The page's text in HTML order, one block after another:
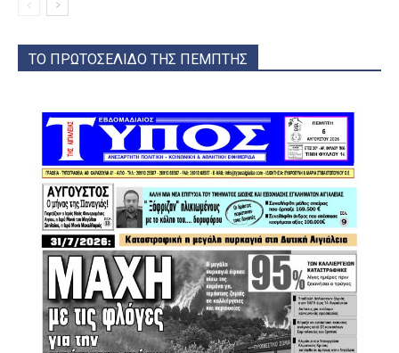
ΤΟ ΠΡΩΤΟΣΕΛΙΔΟ ΤΗΣ ΠΕΜΠΤΗΣ